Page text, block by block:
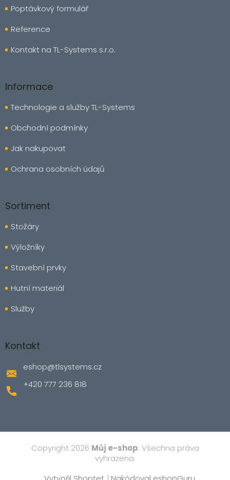
Poptávkový formulář
Reference
Kontakt na TL-Systems s.r.o.
Informace
Technologie a služby TL-Systems
Obchodní podmínky
Jak nakupovat
Ochrana osobních údajů
Sortiment
Stožáry
Výložníky
Stavební prvky
Hutní materiál
Služby
Kontakt
eshop@tlsystems.cz
+420 777 236 818
Copyright 2026 Můj e-shop. Všechna práva
vyhrazena.